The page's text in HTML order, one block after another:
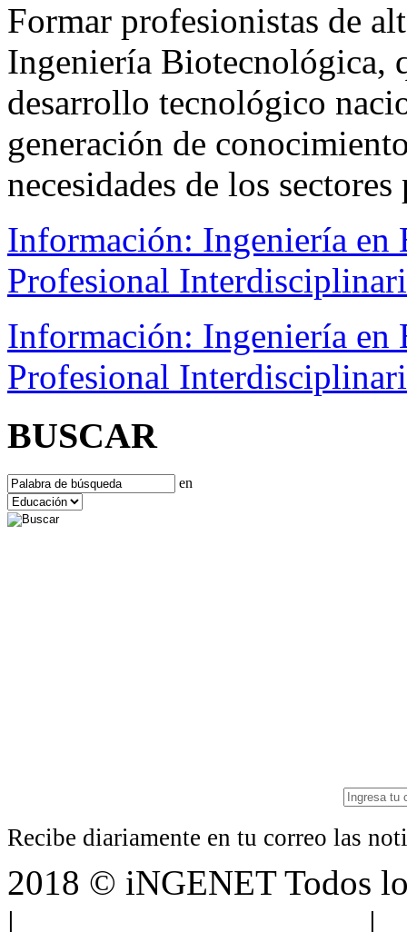
Formar profesionistas de
Ingeniería Biotecnológica,
desarrollo tecnológico
generación de
necesidades de los
Información: Ingeniería en
Profesional
Información: Ingeniería en
Profesional
BUSCAR
en
Recibe diariamente en tu correo las
2018 © iNGENET Todos
|
|